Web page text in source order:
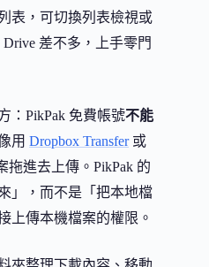
表，可切換列表檢視或
差不多，上手零門
：PikPak 免費帳號不能
用 Dropbox Transfer或
進去上傳。PikPak 的
」，而不是「把本地檔
上傳本機檔案的權限。